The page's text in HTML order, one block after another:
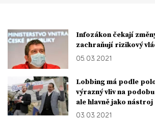
Infozákon čekají
zachraňují rizikový
05. 03. 2021
Lobbing má podle
výrazný vliv na
ale hlavně jako
03. 03. 2021